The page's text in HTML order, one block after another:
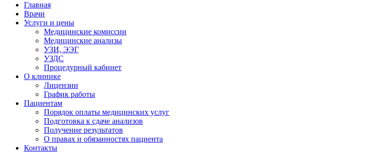
Главная
Врачи
Услуги и цены
Медицинские комиссии
Медицинские анализы
УЗИ, ЭЭГ
УЗДС
Процедурный кабинет
О клинике
Лицензии
График работы
Пациентам
Порядок оплаты медицинских услуг
Подготовка к сдаче анализов
Получение результатов
О правах и обязанностях пациента
Контакты